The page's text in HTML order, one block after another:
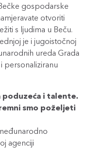
gospodarske
otvoriti
s ljudima u Beču.
je i jugoistočnoj
ureda Grada
personaliziranu
poduzeća i talente.
smo poželjeti
agenciji